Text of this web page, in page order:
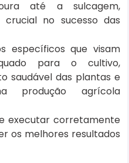
até a sulcagem,
no sucesso das
específicos que visam
para o cultivo,
saudável das plantas e
produção agrícola
executar corretamente
os melhores resultados